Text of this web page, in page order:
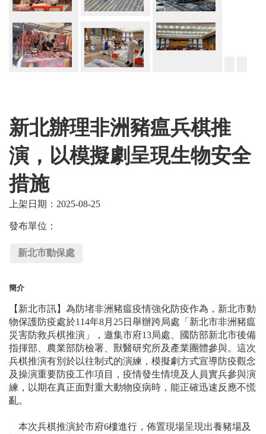
新北辦理非洲豬瘟兵棋推
演，以模擬劇呈現生物安全
措施
上架日期：2025-08-25
發布單位：
新北市動保處
簡介
【新北市訊】為防堵非洲豬瘟疫情強化防疫作為，新北市動
物保護防疫處於114年8月25日舉辦跨局處「新北市非洲豬瘟
災害防救兵棋推演」，邀集市府13局處、國防部新北市後備
指揮部、農業部防檢署、獸醫研究所及產業團體參與。這次
兵棋推演有別於以往制式的演練，模擬劇方式宣導防疫觀念
及操演重要防疫工作項目，疫情發生情境及人員實兵參與演
練，以期在真正面對重大動物疫病時，能正確迅速反應不慌
亂。
本次兵棋推演於市府6樓進行，佈置現場呈現出養豬場及